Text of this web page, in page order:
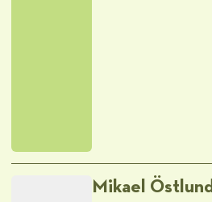
Mikael Östlund